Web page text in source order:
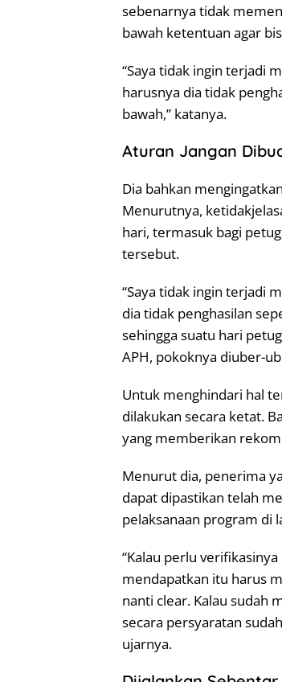
sebenarnya tidak
bawah ketentuan agar
“Saya tidak ingin terjadi
harusnya dia tidak
bawah,” katanya.
Aturan Jangan
Dia bahkan
Menurutnya,
hari, termasuk bagi
tersebut.
“Saya tidak ingin terjadi
dia tidak penghasilan
sehingga suatu hari
APH, pokoknya diuber-
Untuk menghindari hal
dilakukan secara ketat.
yang memberikan
Menurut dia, penerima
dapat dipastikan telah
pelaksanaan program di
“Kalau perlu
mendapatkan itu harus
nanti clear. Kalau sudah
secara persyaratan
ujarnya.